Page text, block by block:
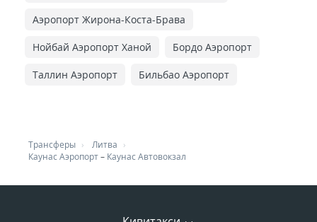
Аэропорт Жирона-Коста-Брава
Нойбай Аэропорт Ханой Бордо Аэропорт
Таллин Аэропорт Бильбао Аэропорт
Трансферы
Литва
Каунас Аэропорт– Каунас Автовокзал